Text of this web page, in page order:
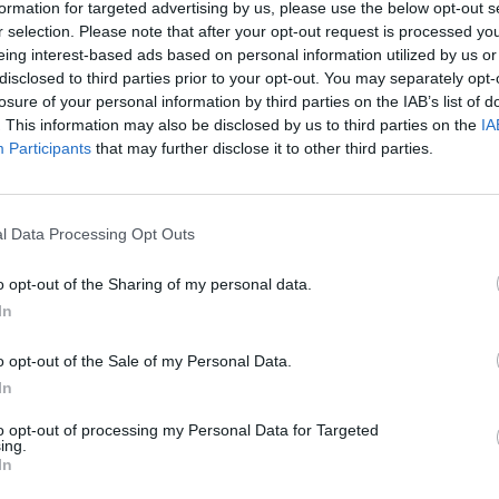
for targeted advertising by us, please use the below opt-out
selection. Please note that after your opt-out request is processed
interest-based ads based on personal information utilized by us
to third parties prior to your opt-out. You may separately
of your personal information by third parties on the IAB’s list of
This information may also be disclosed by us to third parties on the
Participants that may further disclose it to other third parties.
Data Processing Opt Outs
opt-out of the Sharing of my personal data.
opt-out of the Sale of my Personal Data.
opt-out of processing my Personal Data for Targeted
molto artate - argomenta il leader
proteste ambientali fanno ridere".
così Rizzo? "Questi ambientalisti
pagati dalle multinazionali del green -
che oggi presenta a Roma il
"sovranismo popolare" - quindi c'è un
al contrario" afferma citando il
a un mondo che va verso la
l'informazione libera", argomenta l'ospite